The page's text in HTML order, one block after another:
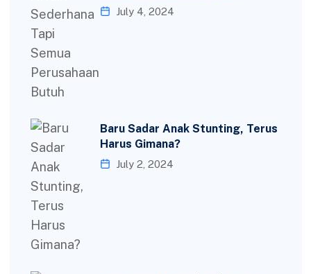
July 4, 2024
Baru Sadar Anak Stunting, Terus
Harus Gimana?
July 2, 2024